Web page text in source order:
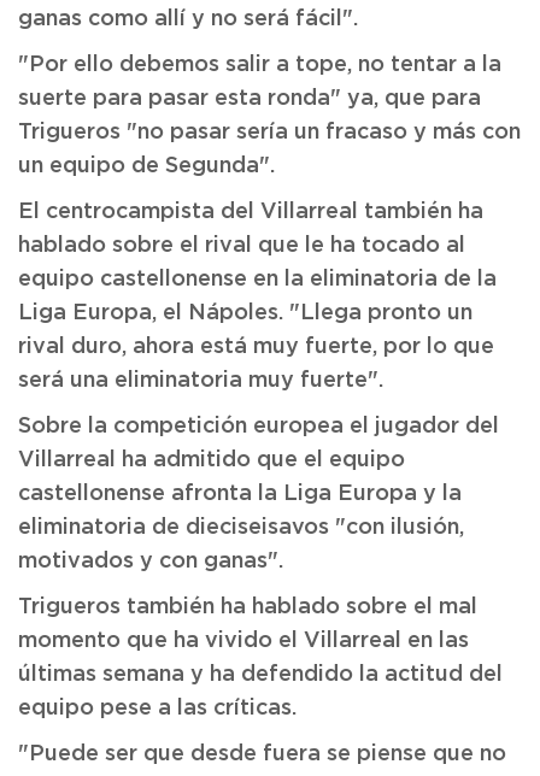
ganas como allí y no será fácil".
"Por ello debemos salir a tope, no tentar a la
suerte para pasar esta ronda" ya, que para
Trigueros "no pasar sería un fracaso y más con
un equipo de Segunda".
El centrocampista del Villarreal también ha
hablado sobre el rival que le ha tocado al
equipo castellonense en la eliminatoria de la
Liga Europa, el Nápoles. "Llega pronto un
rival duro, ahora está muy fuerte, por lo que
será una eliminatoria muy fuerte".
Sobre la competición europea el jugador del
Villarreal ha admitido que el equipo
castellonense afronta la Liga Europa y la
eliminatoria de dieciseisavos "con ilusión,
motivados y con ganas".
Trigueros también ha hablado sobre el mal
momento que ha vivido el Villarreal en las
últimas semana y ha defendido la actitud del
equipo pese a las críticas.
"Puede ser que desde fuera se piense que no